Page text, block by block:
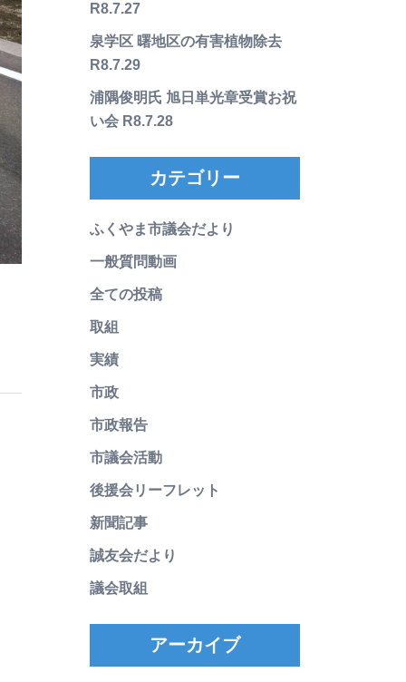
R8.7.27
泉学区 曙地区の有害植物除去
R8.7.29
浦隅俊明氏 旭日単光章受賞お祝
い会 R8.7.28
カテゴリー
ふくやま市議会だより
一般質問動画
全ての投稿
取組
実績
市政
市政報告
市議会活動
後援会リーフレット
新聞記事
誠友会だより
議会取組
アーカイブ